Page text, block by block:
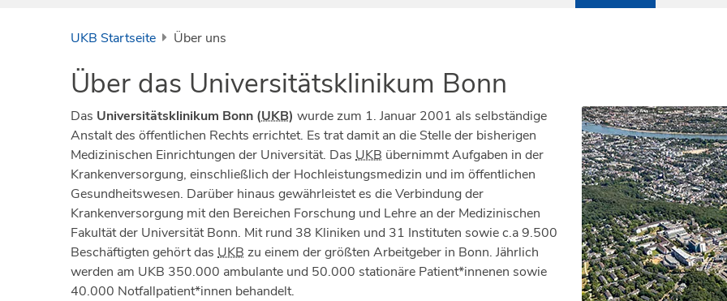
UKB Startseite Über uns
Über das Universitätsklinikum Bonn
Das Universitätsklinikum Bonn (UKB) wurde zum 1. Januar 2001 als selbständige
Anstalt des öffentlichen Rechts errichtet. Es trat damit an die Stelle der bisherigen
Medizinischen Einrichtungen der Universität. Das UKB übernimmt Aufgaben in der
Krankenversorgung, einschließlich der Hochleistungsmedizin und im öffentlichen
Gesundheitswesen. Darüber hinaus gewährleistet es die Verbindung der
Krankenversorgung mit den Bereichen Forschung und Lehre an der Medizinischen
Fakultät der Universität Bonn. Mit rund 38 Kliniken und 31 Instituten sowie c.a 9.500
Beschäftigten gehört das UKB zu einem der größten Arbeitgeber in Bonn. Jährlich
werden am UKB 350.000 ambulante und 50.000 stationäre Patient*innenen sowie
40.000 Notfallpatient*innen behandelt.